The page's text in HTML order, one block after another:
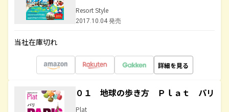
Resort Style
2017.10.04 発売
当社在庫切れ
詳細を見る
０１ 地球の歩き方 Ｐｌａｔ パリ
Plat